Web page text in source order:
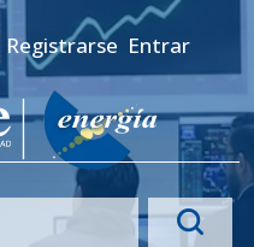
Registrarse Entrar